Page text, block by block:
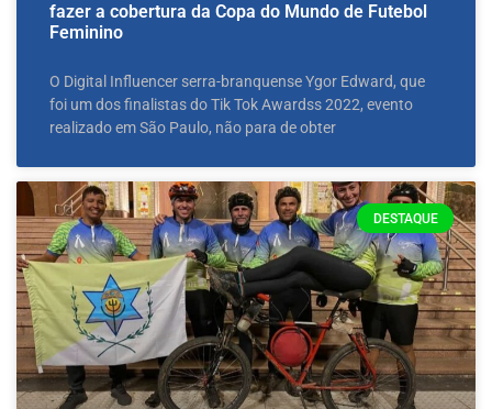
fazer a cobertura da Copa do Mundo de Futebol
Feminino
O Digital Influencer serra-branquense Ygor Edward, que
foi um dos finalistas do Tik Tok Awardss 2022, evento
realizado em São Paulo, não para de obter
DESTAQUE